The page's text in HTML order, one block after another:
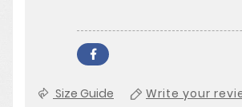
Size Guide Write your